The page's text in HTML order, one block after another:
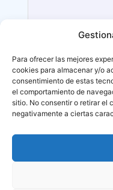
Para ofrecer las mejores
cookies para almacenar y/o
consentimiento de estas
el comportamiento de
sitio. No consentir o retirar el
negativamente a ciertas
Málaga